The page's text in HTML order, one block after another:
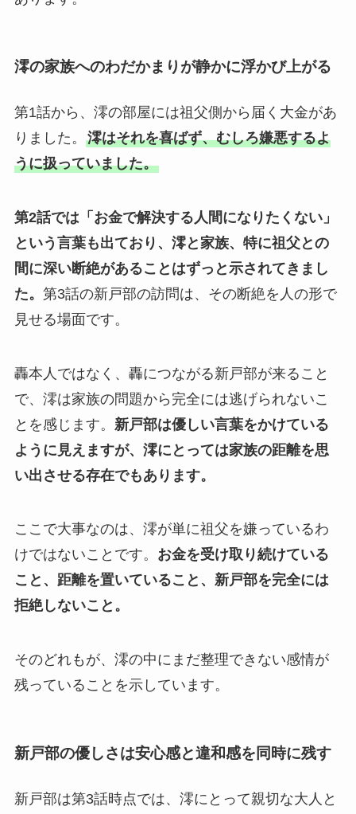
澪の家族へのわだかまりが静かに浮かび上がる
第1話から、澪の部屋には祖父側から届く大金があ
りました。 澪はそれを喜ばず、むしろ嫌悪するよ
うに扱っていました。
第2話では「お金で解決する人間になりたくない」
という言葉も出ており、澪と家族、特に祖父との
間に深い断絶があることはずっと示されてきまし
た。 第3話の新戸部の訪問は、その断絶を人の形で
見せる場面です。
轟本人ではなく、轟につながる新戸部が来ること
で、澪は家族の問題から完全には逃げられないこ
とを感じます。 新戸部は優しい言葉をかけている
ように見えますが、澪にとっては家族の距離を思
い出させる存在でもあります。
ここで大事なのは、澪が単に祖父を嫌っているわ
けではないことです。 お金を受け取り続けている
こと、距離を置いていること、新戸部を完全には
拒絶しないこと。
そのどれもが、澪の中にまだ整理できない感情が
残っていることを示しています。
新戸部の優しさは安心感と違和感を同時に残す
新戸部は第3話時点では、澪にとって親切な大人と